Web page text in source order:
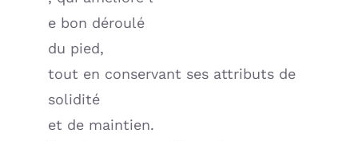
e bon déroulé
du pied,
tout en conservant ses attributs de
solidité
et de maintien.